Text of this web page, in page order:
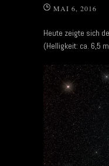
MAI 6, 2016
Heute zeigte sich
(Helligkeit: ca. 6,5